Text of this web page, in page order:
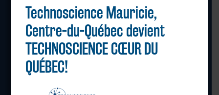
Technoscience Mauricie,
Centre-du-Québec devient
TECHNOSCIENCE CŒUR DU
QUÉBEC!